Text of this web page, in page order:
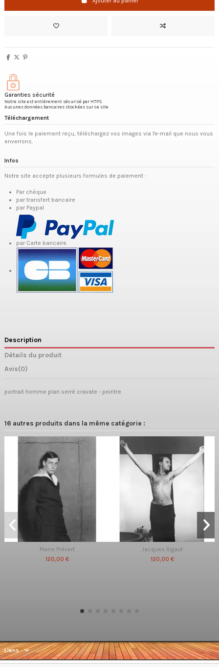
Garanties sécurité
Notre site est entièrement sécurisé par HTPS
Aucunes données bancaires stockées sur ce site
Téléchargement
Une fois le paiement reçu, téléchargez vos images via l'e-mail que nous vous
enverrons.
Infos
Notre site accepte plusieurs formules de paiement :
Par chèque
par transfert bancaire
par Paypal
par Carte bancaire
Description
Détails du produit
Avis(0)
portrait homme plan serré cravate - peintre
16 autres produits dans la même catégorie :
Pierre Prévert
120,00 €
Jacques Rigaut
120,00 €
Liens